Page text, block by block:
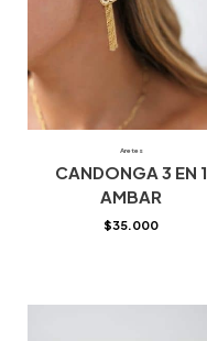
Aretes
CANDONGA 3 EN 1
AMBAR
$35.000